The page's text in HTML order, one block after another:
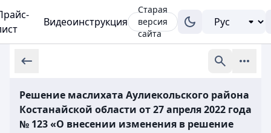
Видеоинструкция
Старая
версия
сайта
Решение маслихата Аулиекольского района
Костанайской области от 27 апреля 2022 года
№ 123 «О внесении изменения в решение